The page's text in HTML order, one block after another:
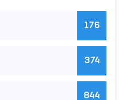
176
374
844